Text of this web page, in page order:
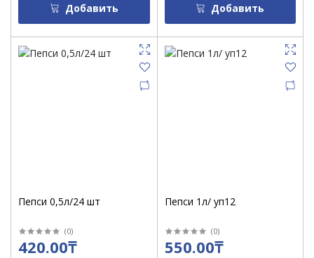
Добавить Добавить
Пепси 0,5л/24 шт
(0)
420.00₸
Пепси 1л/ уп12
(0)
550.00₸